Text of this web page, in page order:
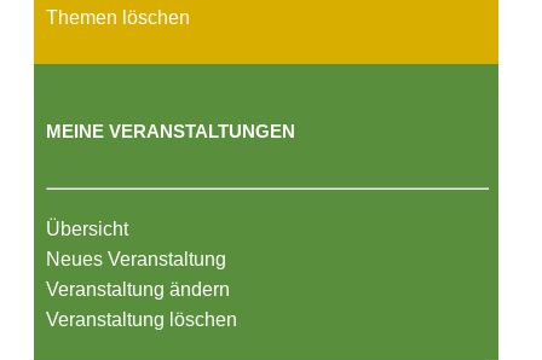
Themen löschen
MEINE VERANSTALTUNGEN
Übersicht
Neues Veranstaltung
Veranstaltung ändern
Veranstaltung löschen